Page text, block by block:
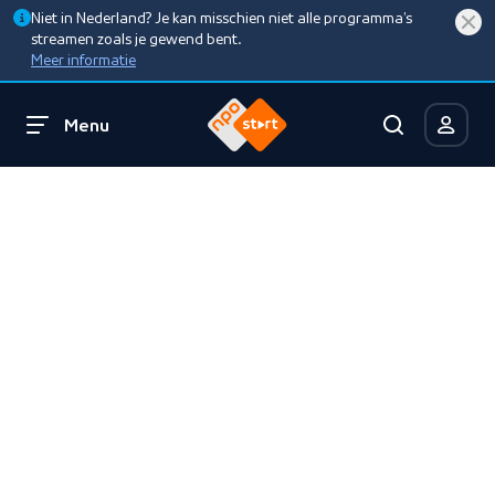
Niet in Nederland? Je kan misschien niet alle programma’s
streamen zoals je gewend bent.
Meer informatie
Menu